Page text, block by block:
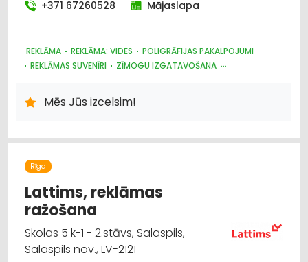
+371 67260528 Mājaslapa
REKLĀMA REKLĀMA: VIDES
POLIGRĀFIJAS PAKALPOJUMI
REKLĀMAS SUVENĪRI
ZĪMOGU IZGATAVOŠANA
Mēs Jūs izcelsim!
Rīga
Lattims, reklāmas
ražošana
Skolas 5 k-1 - 2.stāvs, Salaspils,
Salaspils nov., LV-2121